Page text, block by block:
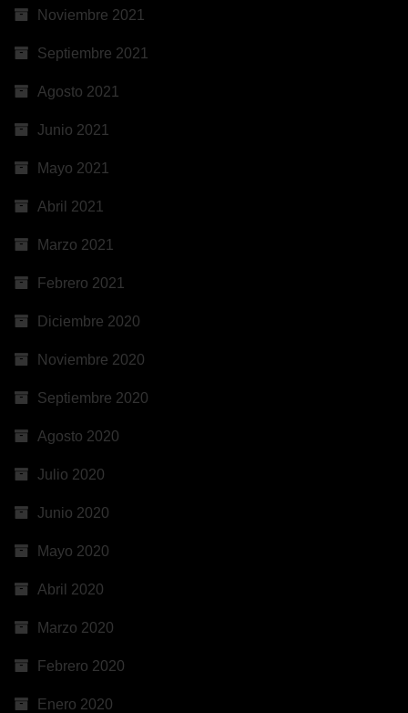
Noviembre 2021
Septiembre 2021
Agosto 2021
Junio 2021
Mayo 2021
Abril 2021
Marzo 2021
Febrero 2021
Diciembre 2020
Noviembre 2020
Septiembre 2020
Agosto 2020
Julio 2020
Junio 2020
Mayo 2020
Abril 2020
Marzo 2020
Febrero 2020
Enero 2020